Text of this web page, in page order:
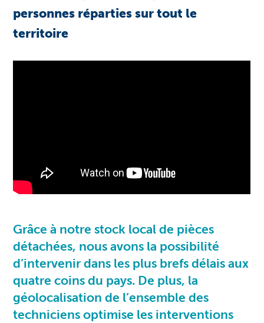
personnes réparties sur tout le
territoire
Grâce à notre stock local de pièces
détachées, nous avons la possibilité
d’intervenir dans les plus brefs délais aux
quatre coins du pays. De plus, la
géolocalisation de l’ensemble des
techniciens optimise les interventions